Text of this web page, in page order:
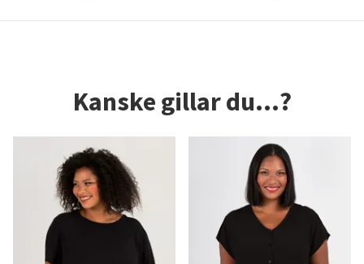
Kanske gillar du...?